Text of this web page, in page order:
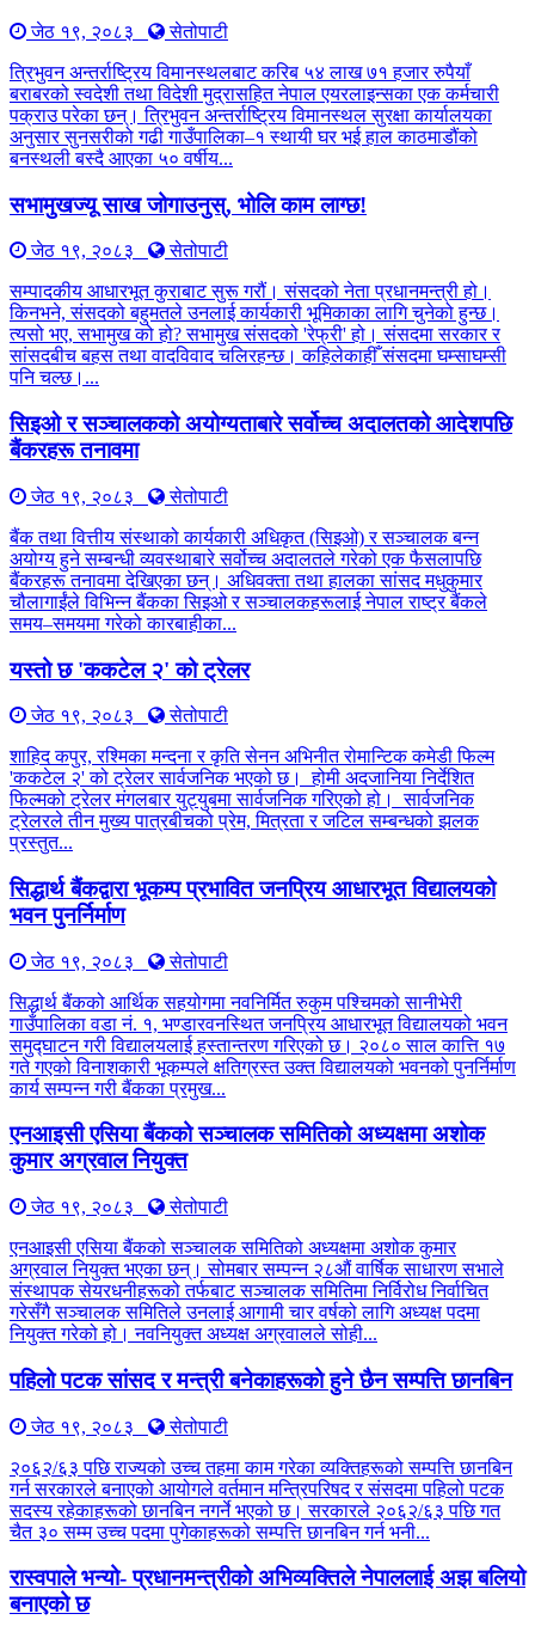
जेठ १९, २०८३
सेतोपाटी
त्रिभुवन अन्तर्राष्ट्रिय विमानस्थलबाट करिब ५४ लाख ७१ हजार रुपैयाँ
बराबरको स्वदेशी तथा विदेशी मुद्रासहित नेपाल एयरलाइन्सका एक कर्मचारी
पक्राउ परेका छन्। त्रिभुवन अन्तर्राष्ट्रिय विमानस्थल सुरक्षा कार्यालयका
अनुसार सुनसरीको गढी गाउँपालिका–१ स्थायी घर भई हाल काठमाडौंको
बनस्थली बस्दै आएका ५० वर्षीय...
सभामुखज्यू साख जोगाउनुस्, भोलि काम लाग्छ!
जेठ १९, २०८३
सेतोपाटी
सम्पादकीय आधारभूत कुराबाट सुरू गरौं। संसदको नेता प्रधानमन्त्री हो।
किनभने, संसदको बहुमतले उनलाई कार्यकारी भूमिकाका लागि चुनेको हुन्छ।
त्यसो भए, सभामुख को हो? सभामुख संसदको 'रेफ्री' हो। संसदमा सरकार र
सांसदबीच बहस तथा वादविवाद चलिरहन्छ। कहिलेकाहीँ संसदमा घम्साघम्सी
पनि चल्छ।...
सिइओ र सञ्चालकको अयोग्यताबारे सर्वोच्च अदालतको आदेशपछि
बैंकरहरू तनावमा
जेठ १९, २०८३
सेतोपाटी
बैंक तथा वित्तीय संस्थाको कार्यकारी अधिकृत (सिइओ) र सञ्चालक बन्न
अयोग्य हुने सम्बन्धी व्यवस्थाबारे सर्वोच्च अदालतले गरेको एक फैसलापछि
बैंकरहरू तनावमा देखिएका छन्। अधिवक्ता तथा हालका सांसद मधुकुमार
चौलागाईंले विभिन्न बैंकका सिइओ र सञ्चालकहरूलाई नेपाल राष्ट्र बैंकले
समय–समयमा गरेको कारबाहीका...
यस्तो छ 'ककटेल २' को ट्रेलर
जेठ १९, २०८३
सेतोपाटी
शाहिद कपुर, रश्मिका मन्दना र कृति सेनन अभिनीत रोमान्टिक कमेडी फिल्म
'ककटेल २' को ट्रेलर सार्वजनिक भएको छ। होमी अदजानिया निर्देशित
फिल्मको ट्रेलर मंगलबार युट्युबमा सार्वजनिक गरिएको हो। सार्वजनिक
ट्रेलरले तीन मुख्य पात्रबीचको प्रेम, मित्रता र जटिल सम्बन्धको झलक
प्रस्तुत...
सिद्धार्थ बैंकद्वारा भूकम्प प्रभावित जनप्रिय आधारभूत विद्यालयको
भवन पुनर्निर्माण
जेठ १९, २०८३
सेतोपाटी
सिद्धार्थ बैंकको आर्थिक सहयोगमा नवनिर्मित रुकुम पश्चिमको सानीभेरी
गाउँपालिका वडा नं. १, भण्डारवनस्थित जनप्रिय आधारभूत विद्यालयको भवन
समुद्घाटन गरी विद्यालयलाई हस्तान्तरण गरिएको छ। २०८० साल कात्ति १७
गते गएको विनाशकारी भूकम्पले क्षतिग्रस्त उक्त विद्यालयको भवनको पुनर्निर्माण
कार्य सम्पन्न गरी बैंकका प्रमुख...
एनआइसी एसिया बैंकको सञ्चालक समितिको अध्यक्षमा अशोक
कुमार अग्रवाल नियुक्त
जेठ १९, २०८३
सेतोपाटी
एनआइसी एसिया बैंकको सञ्चालक समितिको अध्यक्षमा अशोक कुमार
अग्रवाल नियुक्त भएका छन्। सोमबार सम्पन्न २८औं वार्षिक साधारण सभाले
संस्थापक सेयरधनीहरूको तर्फबाट सञ्चालक समितिमा निर्विरोध निर्वाचित
गरेसँगै सञ्चालक समितिले उनलाई आगामी चार वर्षको लागि अध्यक्ष पदमा
नियुक्त गरेको हो। नवनियुक्त अध्यक्ष अग्रवालले सोही...
पहिलो पटक सांसद र मन्त्री बनेकाहरूको हुने छैन सम्पत्ति छानबिन
जेठ १९, २०८३
सेतोपाटी
२०६२/६३ पछि राज्यको उच्च तहमा काम गरेका व्यक्तिहरूको सम्पत्ति छानबिन
गर्न सरकारले बनाएको आयोगले वर्तमान मन्त्रिपरिषद र संसदमा पहिलो पटक
सदस्य रहेकाहरूको छानबिन नगर्ने भएको छ। सरकारले २०६२/६३ पछि गत
चैत ३० सम्म उच्च पदमा पुगेकाहरूको सम्पत्ति छानबिन गर्न भनी...
रास्वपाले भन्यो- प्रधानमन्त्रीको अभिव्यक्तिले नेपाललाई अझ बलियो
बनाएको छ